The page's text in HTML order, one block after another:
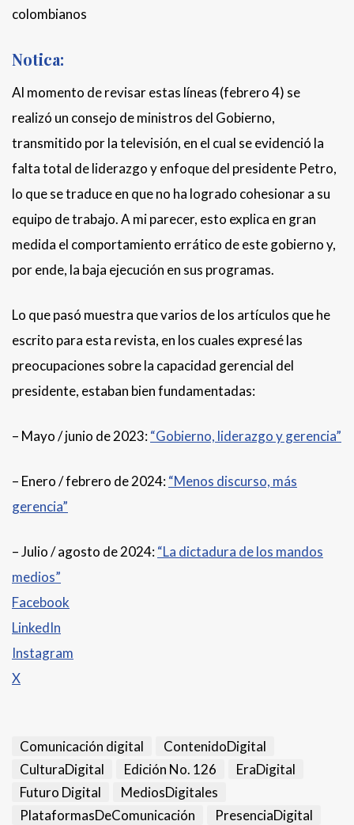
colombianos
Notica:
Al momento de revisar estas líneas (febrero 4) se
realizó un consejo de ministros del Gobierno,
transmitido por la televisión, en el cual se evidenció la
falta total de liderazgo y enfoque del presidente Petro,
lo que se traduce en que no ha logrado cohesionar a su
equipo de trabajo. A mi parecer, esto explica en gran
medida el comportamiento errático de este gobierno y,
por ende, la baja ejecución en sus programas.
Lo que pasó muestra que varios de los artículos que he
escrito para esta revista, en los cuales expresé las
preocupaciones sobre la capacidad gerencial del
presidente, estaban bien fundamentadas:
– Mayo / junio de 2023:“Gobierno, liderazgo y gerencia”
– Enero / febrero de 2024:“Menos discurso, más
gerencia”
– Julio / agosto de 2024:“La dictadura de los mandos
medios”
Facebook
LinkedIn
Instagram
X
Comunicación digital
ContenidoDigital
CulturaDigital
Edición No. 126
EraDigital
Futuro Digital
MediosDigitales
PlataformasDeComunicación
PresenciaDigital